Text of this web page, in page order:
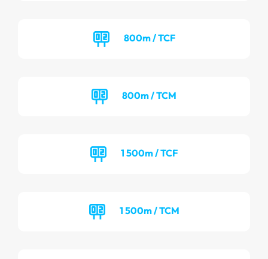
800m / TCF
800m / TCM
1 500m / TCF
1 500m / TCM